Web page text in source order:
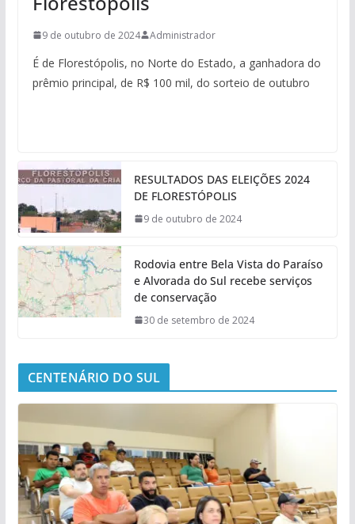
9 de outubro de 2024 Administrador
É de Florestópolis, no Norte do Estado, a ganhadora do
prêmio principal, de R$ 100 mil, do sorteio de outubro
RESULTADOS DAS ELEIÇÕES 2024
DE FLORESTÓPOLIS
9 de outubro de 2024
Rodovia entre Bela Vista do Paraíso
e Alvorada do Sul recebe serviços
de conservação
30 de setembro de 2024
CENTENÁRIO DO SUL